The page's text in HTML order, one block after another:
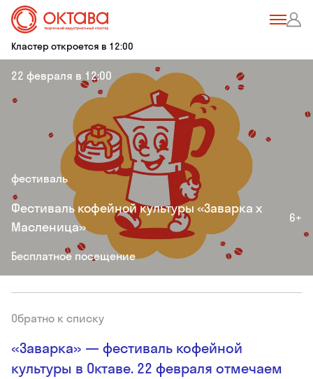
Кластер откроется в 12:00
22 февраля в 12:00
фестиваль
Фестиваль кофейной культуры «Заварка х
Масленица»
6+
Бесплатное посещение
«Заварка» — фестиваль кофейной
культуры в Октаве. 22 февраля отмечаем
Обратно к списку